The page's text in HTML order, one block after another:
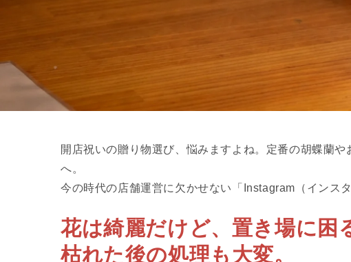
開店祝いの贈り物選び、悩みますよね。定番の胡蝶蘭
へ。
今の時代の店舗運営に欠かせない「Instagram（インス
花は綺麗だけど、置き場に困
枯れた後の処理も大変。